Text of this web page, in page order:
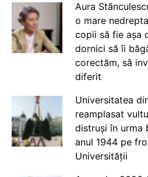
Aura
o mare
copii să fie așa
dornici să îi
corectăm, să
diferit
Universitatea
reamplasat
distruși în urma
anul 1944 pe
Universității